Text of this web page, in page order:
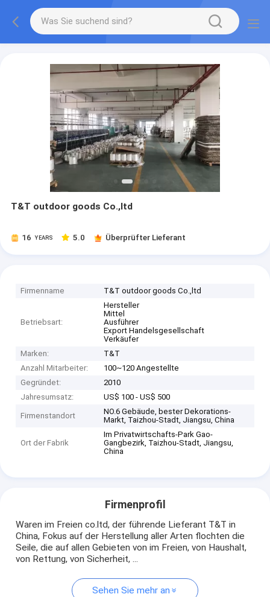
T&T outdoor goods Co.,ltd
16 YEARS 5.0 Überprüfter Lieferant
Firmenname T&T outdoor goods Co.,ltd
Betriebsart:
Hersteller
Mittel
Ausführer
Export Handelsgesellschaft
Verkäufer
Marken:
T&T
Anzahl Mitarbeiter:
100~120 Angestellte
Gegründet:
2010
Jahresumsatz:
US$ 100 - US$ 500
Firmenstandort
NO.6 Gebäude, bester Dekorations-
Markt, Taizhou-Stadt, Jiangsu, China
Ort der Fabrik
Im Privatwirtschafts-Park Gao-
Gangbezirk, Taizhou-Stadt, Jiangsu,
China
Firmenprofil
Waren im Freien co.ltd, der führende Lieferant T&T in
China, Fokus auf der Herstellung aller Arten flochten die
Seile, die auf allen Gebieten von im Freien, von Haushalt,
von Rettung, von Sicherheit, ...
Sehen Sie mehr an